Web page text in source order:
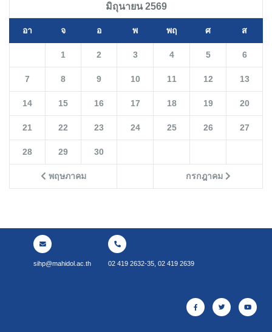
มิถุนายน 2569
อา จ อ พ พฤ ศ ส
พฤษภาคม กรกฎาคม
1 2 3 4 5 6
7 8 9 10 11 12 13
14 15 16 17 18 19 20
21 22 23 24 25 26 27
28 29 30
sihp@mahidol.ac.th 02 419 2632-35, 02 419 2639